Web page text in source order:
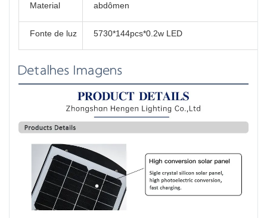
Material abdômen
Fonte de luz 5730*144pcs*0.2w LED
Detalhes Imagens